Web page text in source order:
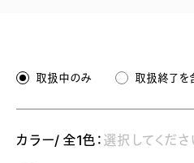
取扱中のみ 取扱終了を
カラー/ 全1色： 選択してくださ